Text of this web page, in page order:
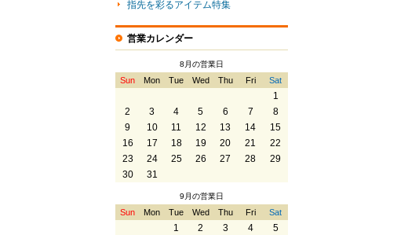
指先を彩るアイテム特集
営業カレンダー
8月の営業日
Sun Mon Tue Wed Thu Fri Sat
1
2
3 4 5 6 7
8
9
10 11 12 13 14
15
16
17 18 19 20 21
22
23
24 25 26 27 28
29
30
31
9月の営業日
Sun Mon Tue Wed Thu Fri Sat
1 2 3 4
5